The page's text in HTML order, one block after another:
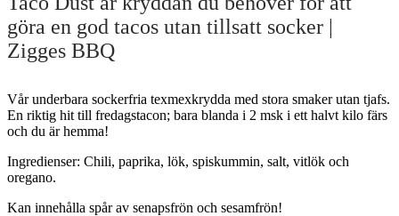
göra en god tacos utan tillsatt socker |
Zigges BBQ
Vår underbara sockerfria texmexkrydda med stora smaker utan tjafs.
En riktig hit till fredagstacon; bara blanda i 2 msk i ett halvt kilo färs
och du är hemma!
Ingredienser: Chili, paprika, lök, spiskummin, salt, vitlök och
oregano.
Kan innehålla spår av senapsfrön och sesamfrön!